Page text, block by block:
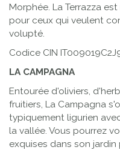
Morphée. La Terrazza
pour ceux qui veulent
volupté.
Codice CIN
LA CAMPAGNA
Entourée d'oliviers,
fruitiers, La Campagna
typiquement ligurien
la vallée. Vous pourrez
exquises dans son